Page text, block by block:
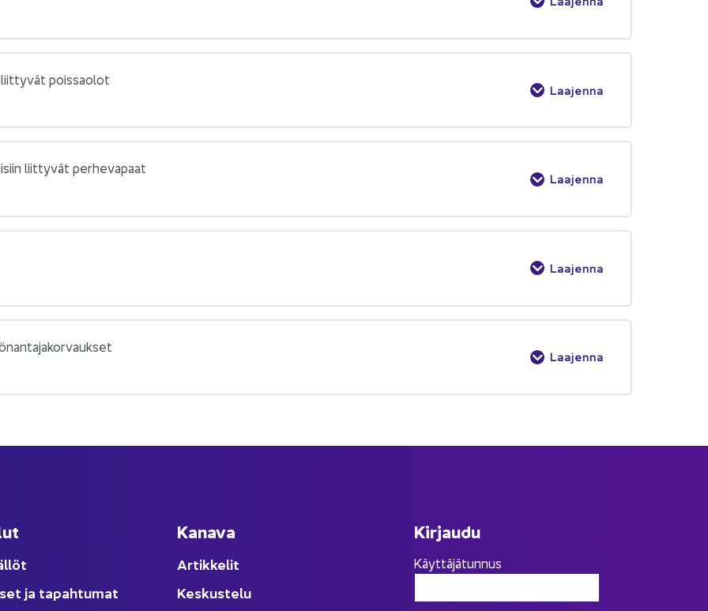
liit­ty­vät pois­sao­lot
Laajenna
liit­ty­vät per­he­va­paat
Laajenna
Laajenna
Laajenna
ja ta­pah­tu­mat
Ka­na­va
Ar­tik­ke­lit
Kes­kus­te­lu
Kir­jau­du
Käyttäjätunnus